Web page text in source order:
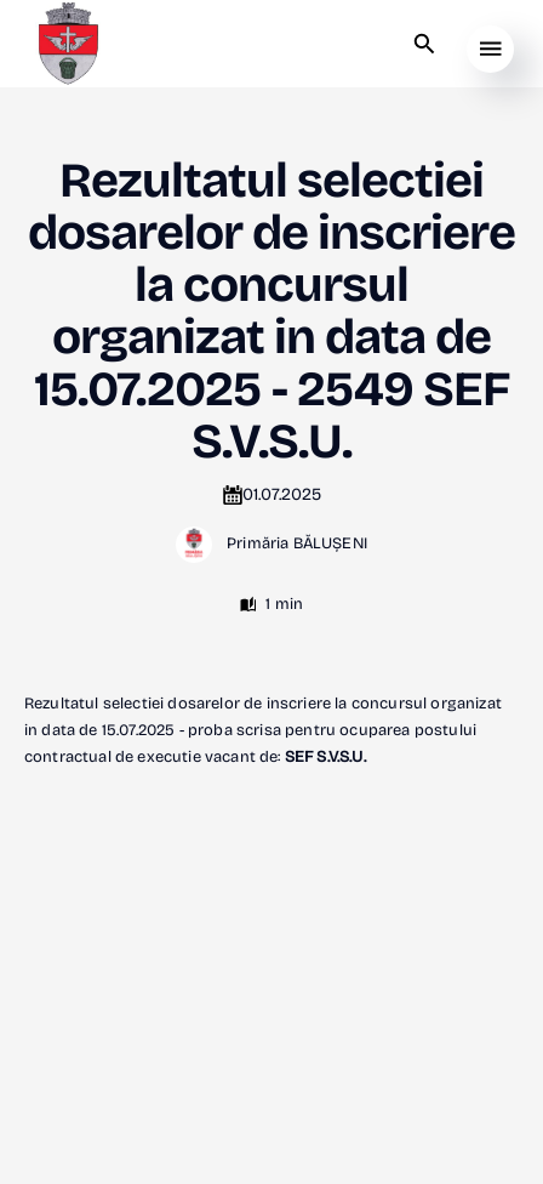
Rezultatul selectiei
dosarelor de inscriere
la concursul
organizat in data de
15.07.2025 - 2549 SEF
S.V.S.U.
01.07.2025
Primăria BĂLUȘENI
1 min
Rezultatul selectiei dosarelor de inscriere la concursul organizat
in data de 15.07.2025 - proba scrisa pentru ocuparea postului
contractual de executie vacant de: SEF S.V.S.U.